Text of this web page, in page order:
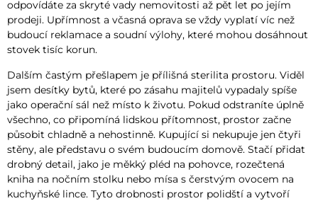
odpovídáte za skryté vady nemovitosti až pět let po jejím
prodeji. Upřímnost a včasná oprava se vždy vyplatí víc než
budoucí reklamace a soudní výlohy, které mohou dosáhnout
stovek tisíc korun.
Dalším častým přešlapem je přílišná sterilita prostoru. Viděl
jsem desítky bytů, které po zásahu majitelů vypadaly spíše
jako operační sál než místo k životu. Pokud odstraníte úplně
všechno, co připomíná lidskou přítomnost, prostor začne
působit chladně a nehostinně. Kupující si nekupuje jen čtyři
stěny, ale představu o svém budoucím domově. Stačí přidat
drobný detail, jako je měkký pléd na pohovce, rozečtená
kniha na nočním stolku nebo mísa s čerstvým ovocem na
kuchyňské lince. Tyto drobnosti prostor polidští a vytvoří